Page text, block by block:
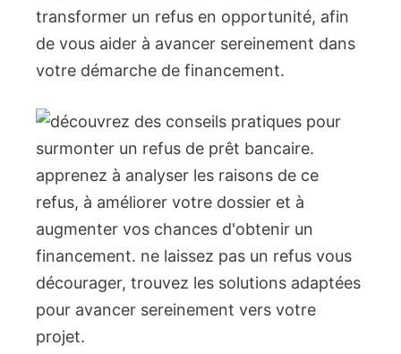
transformer un refus en opportunité, afin
de vous aider à avancer sereinement dans
votre démarche de financement.